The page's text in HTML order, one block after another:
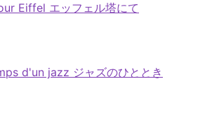
Eiffel エッフェル塔にて
d'un jazz ジャズのひととき